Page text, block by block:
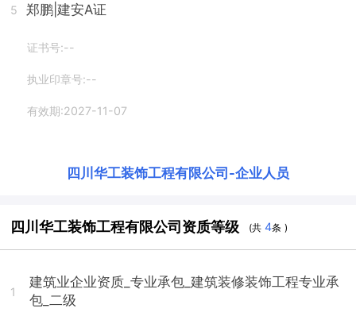
5 郑鹏 |建安A证
证书号:--
执业印章号:--
有效期:2027-11-07
四川华工装饰工程有限公司 -企业人员
四川华工装饰工程有限公司资质等级 (共4条 )
1
建筑业企业资质_专业承包_建筑装修装饰工程专业承
包_二级